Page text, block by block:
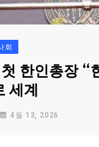
회
한인총장 “
세계
4월 13, 2026